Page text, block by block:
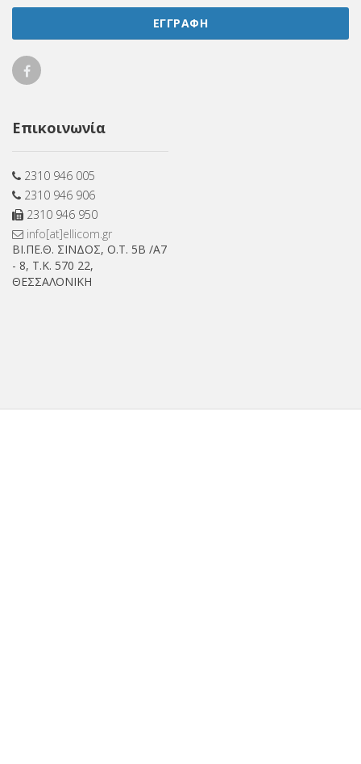
ΕΓΓΡΑΦΗ
Ellicom
Facebook
Επικοινωνία
2310 946 005
2310 946 906
2310 946 950
info[at]ellicom.gr
ΒΙ.ΠΕ.Θ. ΣΙΝΔΟΣ, Ο.Τ. 5Β /Α7
- 8, Τ.Κ. 570 22,
ΘΕΣΣΑΛΟΝΙΚΗ